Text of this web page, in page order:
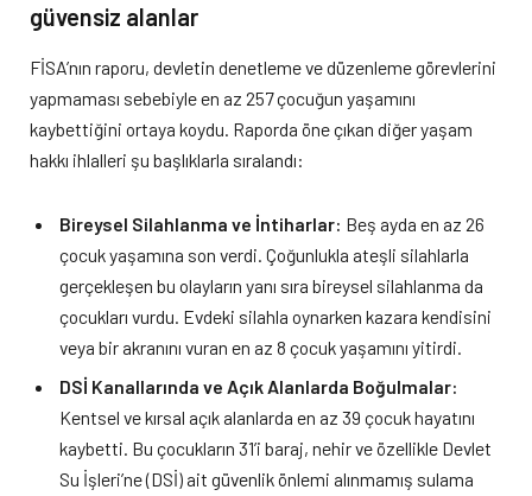
güvensiz alanlar
FİSA’nın raporu, devletin denetleme ve düzenleme görevlerini
yapmaması sebebiyle en az 257 çocuğun yaşamını
kaybettiğini ortaya koydu. Raporda öne çıkan diğer yaşam
hakkı ihlalleri şu başlıklarla sıralandı:
Bireysel Silahlanma ve İntiharlar: Beş ayda en az 26
çocuk yaşamına son verdi. Çoğunlukla ateşli silahlarla
gerçekleşen bu olayların yanı sıra bireysel silahlanma da
çocukları vurdu. Evdeki silahla oynarken kazara kendisini
veya bir akranını vuran en az 8 çocuk yaşamını yitirdi.
DSİ Kanallarında ve Açık Alanlarda Boğulmalar:
Kentsel ve kırsal açık alanlarda en az 39 çocuk hayatını
kaybetti. Bu çocukların 31’i baraj, nehir ve özellikle Devlet
Su İşleri’ne (DSİ) ait güvenlik önlemi alınmamış sulama